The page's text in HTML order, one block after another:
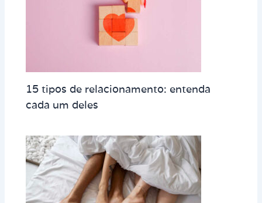
15 tipos de relacionamento: entenda
cada um deles